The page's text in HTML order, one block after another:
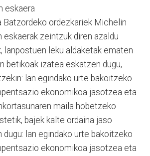
eskaera
Batzordeko ordezkariek Michelin
eskaerak zeintzuk diren azaldu
lanpostuen leku aldaketak ematen
betikoak izatea eskatzen dugu,
lan egindako urte bakoitzeko
ekonomikoa jasotzea eta
maila hobetzeko
bajek kalte ordaina jaso
lan egindako urte bakoitzeko
ekonomikoa jasotzea eta